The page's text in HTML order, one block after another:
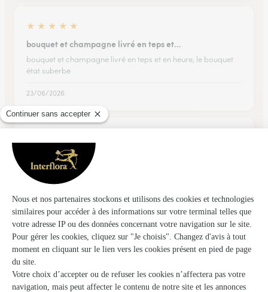
★ ★ ★ ★ ★
bouquet et champagne livré en teps et…
bouquet et champagne livré en teps et en heure, le bouquet
état suberbe
23/06/2026
merci pour votre travail
★ ★ ★ ★ ★
4entreprise m'aaccompagné dans un…
4entreprise m'aaccompagné dans un moment difficile, et a
rempli sa tâche de manière trés convaicante